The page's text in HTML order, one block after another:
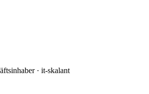
· it-skalant